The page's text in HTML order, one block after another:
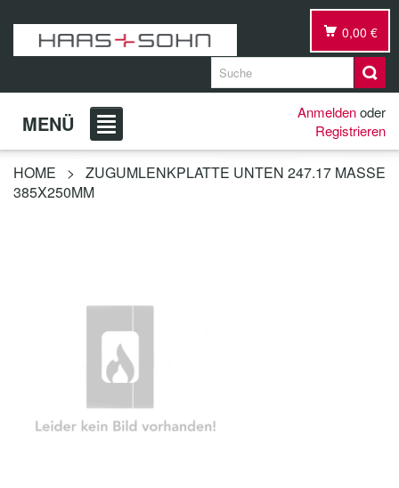
0,00 €
MENÜ Anmeldenoder
Registrieren
HOME >
ZUGUMLENKPLATTE UNTEN 247.17 MASSE 3
85X250MM